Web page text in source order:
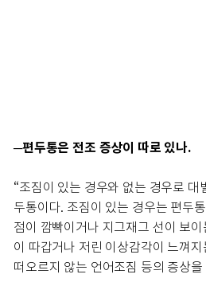
─편두통은 전조 증상이 따로 있나.
“조짐이 있는 경우와 없는 경우로 대
두통이다. 조짐이 있는 경우는 편두
점이 깜빡이거나 지그재그 선이 보
이 따갑거나 저린 이상감각이 느껴
떠오르지 않는 언어조짐 등의 증상을